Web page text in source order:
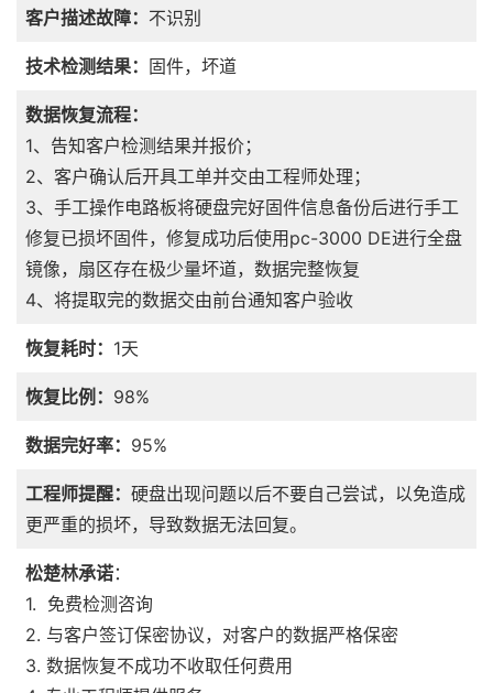
客户描述故障： 不识别
技术检测结果： 固件，坏道
数据恢复流程：
1、告知客户检测结果并报价；
2、客户确认后开具工单并交由工程师处理；
3、手工操作电路板将硬盘完好固件信息备份后进行手工
修复已损坏固件，修复成功后使用pc-3000 DE进行全盘
镜像，扇区存在极少量坏道，数据完整恢复
4、将提取完的数据交由前台通知客户验收
恢复耗时： 1天
恢复比例： 98%
数据完好率： 95%
工程师提醒： 硬盘出现问题以后不要自己尝试，以免造成
更严重的损坏，导致数据无法回复。
松楚林承诺：
1. 免费检测咨询
2. 与客户签订保密协议，对客户的数据严格保密
3. 数据恢复不成功不收取任何费用